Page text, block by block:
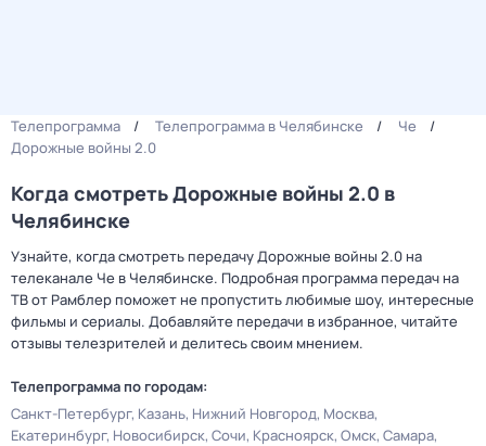
Телепрограмма Телепрограмма в Челябинске
Че
Дорожные войны 2.0
Когда смотреть Дорожные войны 2.0 в
Челябинске
Узнайте, когда смотреть передачу Дорожные войны 2.0 на
телеканале Че в Челябинске. Подробная программа передач на
ТВ от Рамблер поможет не пропустить любимые шоу, интересные
фильмы и сериалы. Добавляйте передачи в избранное, читайте
отзывы телезрителей и делитесь своим мнением.
Телепрограмма по городам:
Санкт-Петербург Казань Нижний Новгород Москва
Екатеринбург Новосибирск Сочи Красноярск Омск Самара